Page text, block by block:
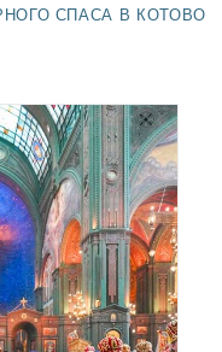
СПАСА В КОТОВО